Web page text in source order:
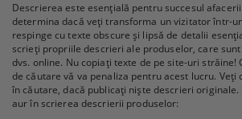
Descrierea este esențială pentru succesul
determina dacă veți transforma un vizitator într-
respinge cu texte obscure și lipsă de detalii
scrieți propriile descrieri ale produselor, care
dvs. online. Nu copiați texte de pe site-uri străine!
de căutare vă va penaliza pentru acest lucru. Veți
în căutare, dacă publicați niște descrieri
aur în scrierea descrierii produselor: